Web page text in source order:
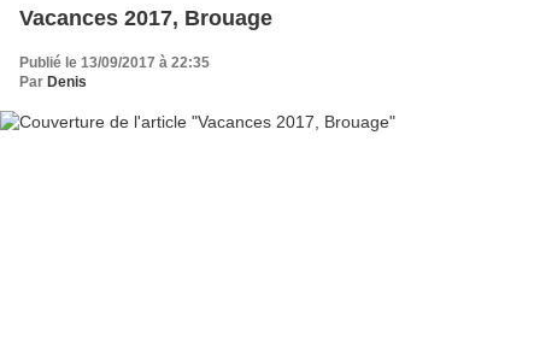
Vacances 2017, Brouage
Publié le 13/09/2017 à 22:35
Par Denis